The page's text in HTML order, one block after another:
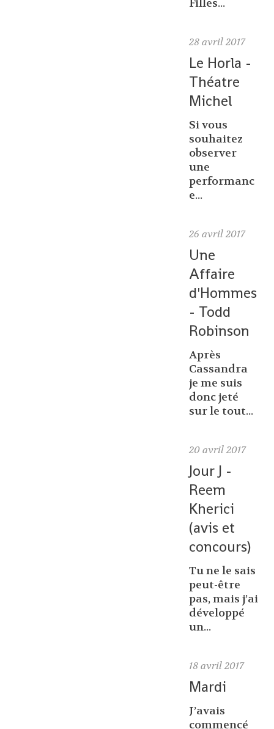
Filles...
28 avril 2017
Le Horla -
Théatre
Michel
Si vous
souhaitez
observer
une
performanc
e...
26 avril 2017
Une
Affaire
d'Hommes
- Todd
Robinson
Après
Cassandra
je me suis
donc jeté
sur le tout...
20 avril 2017
Jour J -
Reem
Kherici
(avis et
concours)
Tu ne le sais
peut-être
pas, mais j’ai
développé
un...
18 avril 2017
Mardi
J’avais
commencé